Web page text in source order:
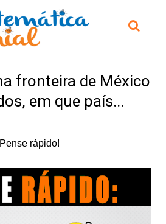
fronteira de México
em que país...
Pense rápido!